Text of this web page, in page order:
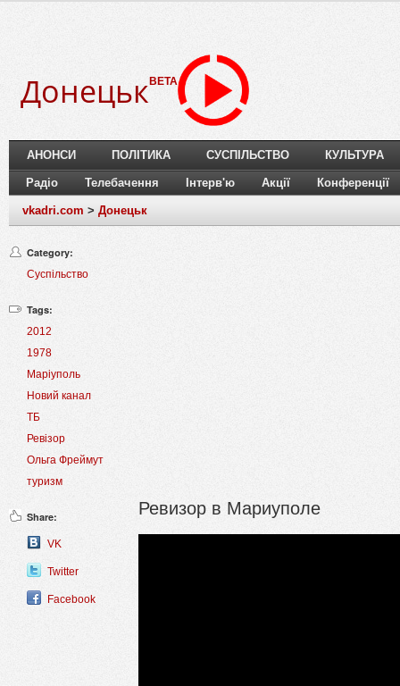
Донецьк BETA
АНОНСИ ПОЛІТИКА СУСПІЛЬСТВО КУЛЬТУРА
Радіо Телебачення Інтерв'ю Акції Конференції
vkadri.com > Донецьк
Category:
Суспільство
Tags:
2012
1978
Маріуполь
Новий канал
ТБ
Ревізор
Ольга Фреймут
туризм
Share:
VK
Twitter
Facebook
Ревизор в Мариуполе